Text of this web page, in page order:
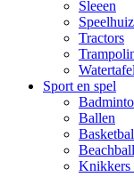
Sleeen
Tractors
Sport en spel
Ballen
Basketbal
Beachball
Knikkers